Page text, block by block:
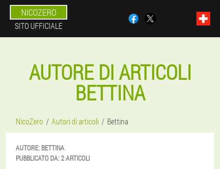
NICOZERO
SITO UFFICIALE
AUTORE DI ARTICOLI
BETTINA
NicoZero Autori di articoli Bettina
AUTORE: BETTINA
PUBBLICATO DA:2 ARTICOLI